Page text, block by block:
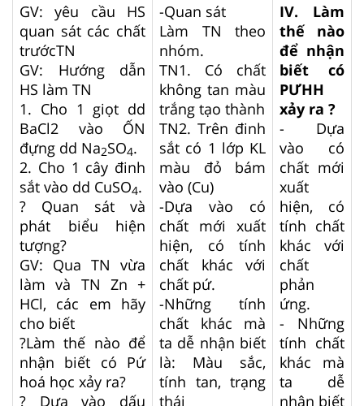
GV: yêu cầu HS
quan sát các chất
trướcTN
GV: Hướng dẫn
HS làm TN
1. Cho 1 giọt dd
BaCl2 vào ỐN
đựng dd Na2SO4.
2. Cho 1 cây đinh
sắt vào dd CuSO4.
? Quan sát và
phát biểu hiện
tượng?
GV: Qua TN vừa
làm và TN Zn +
HCl, các em hãy
cho biết
?Làm thế nào để
nhận biết có Pứ
hoá học xảy ra?
? Dựa vào dấu
-Quan sát
Làm TN theo
nhóm.
TN1. Có chất
không tan màu
trắng tạo thành
TN2. Trên đinh
sắt có 1 lớp KL
màu đỏ bám
vào (Cu)
-Dựa vào có
chất mới xuất
hiện, có tính
chất khác với
chất pứ.
-Những tính
chất khác mà
ta dễ nhận biết
là: Màu sắc,
tính tan, trạng
thái
IV. Làm
thế nào
để nhận
biết có
PƯHH
xảy ra ?
- Dựa
vào có
chất mới
xuất
hiện, có
tính chất
khác với
chất
phản
ứng.
- Những
tính chất
khác mà
ta dễ
nhận biết